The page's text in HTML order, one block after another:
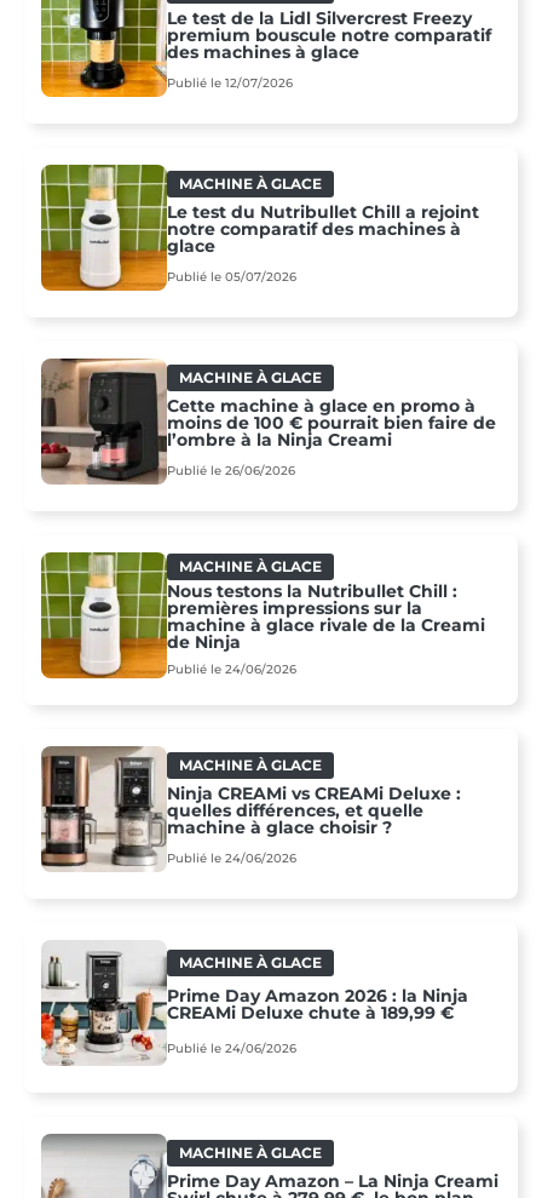
Le test de la Lidl Silvercrest Freezy
premium bouscule notre comparatif
des machines à glace
Publié le 12/07/2026
MACHINE À GLACE
Le test du Nutribullet Chill a rejoint
notre comparatif des machines à
glace
Publié le 05/07/2026
MACHINE À GLACE
Cette machine à glace en promo à
moins de 100 € pourrait bien faire de
l’ombre à la Ninja Creami
Publié le 26/06/2026
MACHINE À GLACE
Nous testons la Nutribullet Chill :
premières impressions sur la
machine à glace rivale de la Creami
de Ninja
Publié le 24/06/2026
MACHINE À GLACE
Ninja CREAMi vs CREAMi Deluxe :
quelles différences, et quelle
machine à glace choisir ?
Publié le 24/06/2026
MACHINE À GLACE
Prime Day Amazon 2026 : la Ninja
CREAMi Deluxe chute à 189,99 €
Publié le 24/06/2026
MACHINE À GLACE
Prime Day Amazon – La Ninja Creami